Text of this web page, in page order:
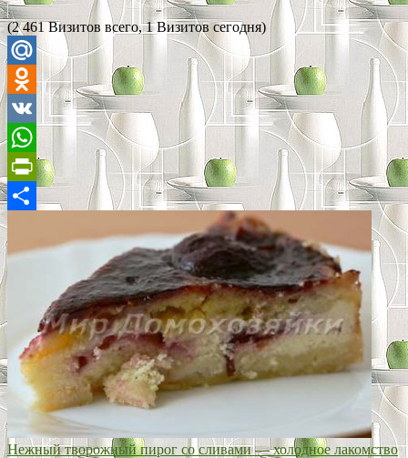
(2 461 Визитов всего, 1 Визитов сегодня)
Mail.Ru
Odnoklassniki
VK
WhatsApp
PrintFriendly
Нежный творожный пирог со сливами — холодное лакомство